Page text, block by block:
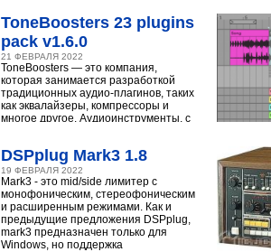
ToneBoosters 23 plugins
pack v1.6.0
21 ФЕВРАЛЯ 2022
ToneBoosters — это компания,
которая занимается разработкой
традиционных аудио-плагинов, таких
как эквалайзеры, компрессоры и
многое другое. Аудиоинструменты, с
DSPplug Mark3 1.8
19 ФЕВРАЛЯ 2022
Mark3 - это mid/side лимитер с
монофоническим, стереофоническим
и расширенным режимами. Как и
предыдущие предложения DSPplug,
mark3 предназначен только для
Windows, но поддержка